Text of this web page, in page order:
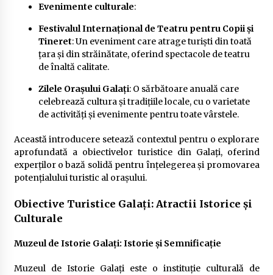
Evenimente culturale:
Festivalul Internațional de Teatru pentru Copii și
Tineret: Un eveniment care atrage turiști din toată
țara și din străinătate, oferind spectacole de teatru
de înaltă calitate.
Zilele Orașului Galați: O sărbătoare anuală care
celebrează cultura și tradițiile locale, cu o varietate
de activități și evenimente pentru toate vârstele.
Această introducere setează contextul pentru o explorare
aprofundată a obiectivelor turistice din Galați, oferind
experților o bază solidă pentru înțelegerea și promovarea
potențialului turistic al orașului.
Obiective Turistice Galați: Atractii Istorice și
Culturale
Muzeul de Istorie Galați: Istorie și Semnificație
Muzeul de Istorie Galați este o instituție culturală de